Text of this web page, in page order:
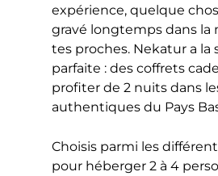
expérience, quelque
gravé longtemps dans la
tes proches. Nekatur a la
parfaite : des coffrets
profiter de 2 nuits dans
authentiques du Pays
Choisis parmi les
pour héberger 2 à 4